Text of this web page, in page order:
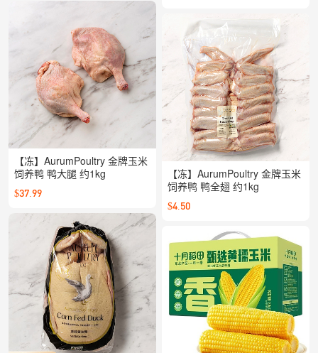
【冻】AurumPoultry 金牌玉米
饲养鸭 鸭大腿 约1kg
$37.99
【冻】AurumPoultry 金牌玉米
饲养鸭 鸭全翅 约1kg
$4.50